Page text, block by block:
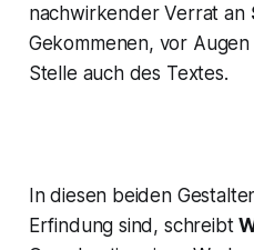
nachwirkender Verrat an
Gekommenen, vor
Stelle auch des Textes.
In diesen beiden
Erfindung sind, schreibt